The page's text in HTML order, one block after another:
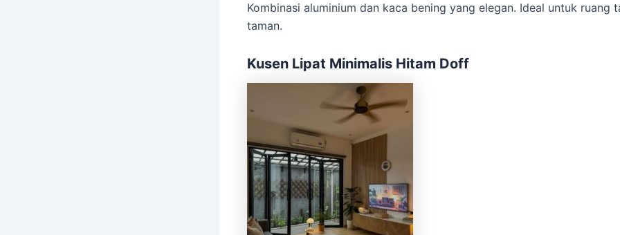
Kombinasi aluminium dan kaca bening yang elegan. Ideal untuk ruang
taman.
Kusen Lipat Minimalis Hitam Doff